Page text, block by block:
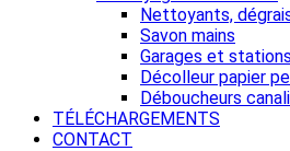
Nettoyants,
Savon mains
Garages et
Décolleur papier
Déboucheurs
TÉLÉCHARGEMENTS
CONTACT